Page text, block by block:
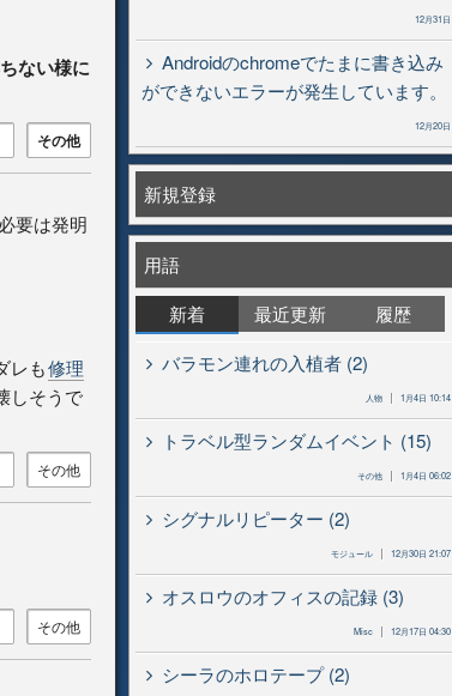
ない様に
その他
要は発明
レも修理
しそうで
その他
その他
12月31日
Androidのchromeでたまに書き込み
ができないエラーが発生しています。
12月20日
新規登録
用語
新着
最近更新
履歴
バラモン連れの入植者 (2)
人物 1月4日 10:14
トラベル型ランダムイベント (15)
その他 1月4日 06:02
シグナルリピーター (2)
モジュール 12月30日 21:07
オスロウのオフィスの記録 (3)
Misc 12月17日 04:30
シーラのホロテープ (2)